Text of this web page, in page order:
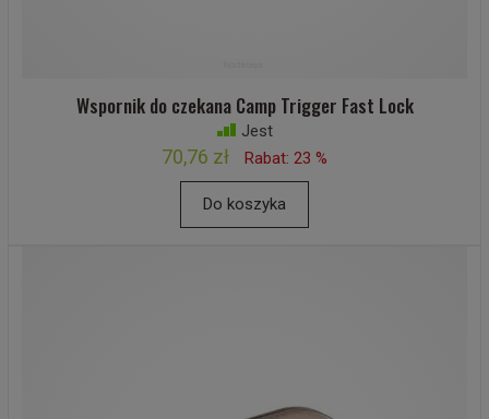
Wspornik do czekana Camp Trigger Fast Lock
Jest
70,76 zł Rabat: 23 %
Do koszyka